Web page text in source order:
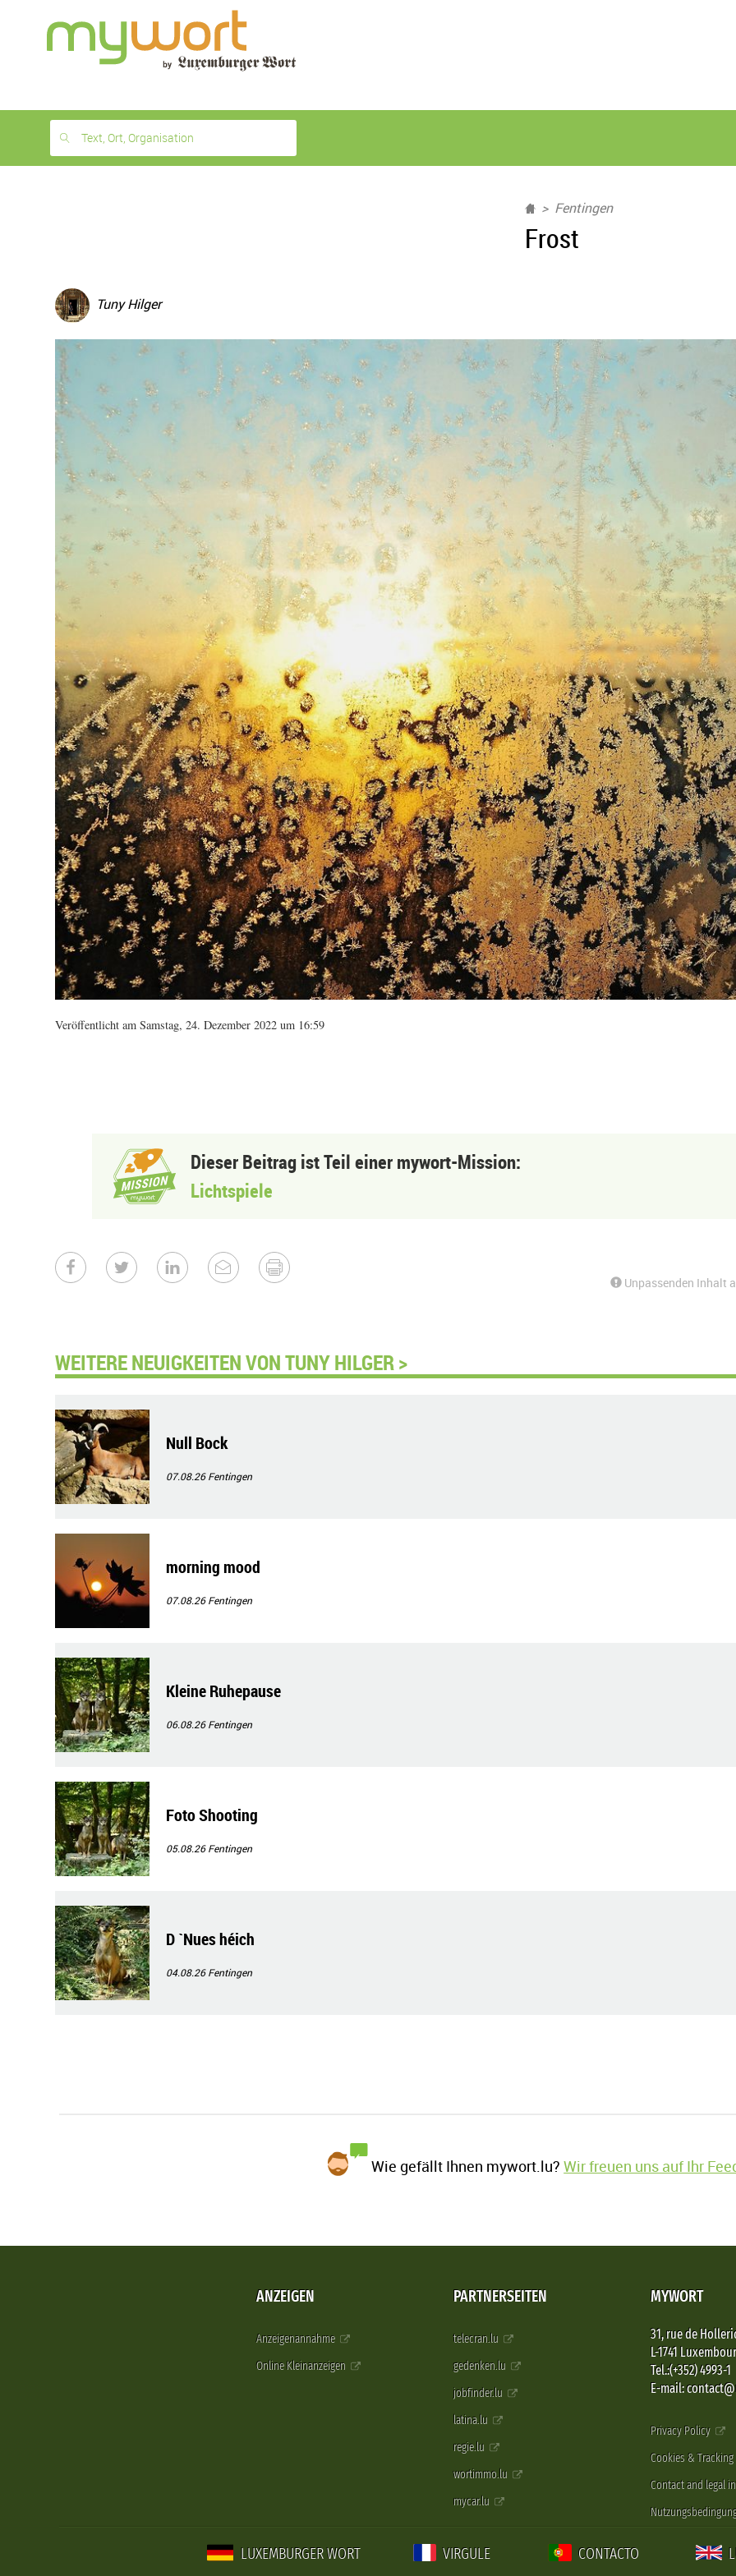
month
free
Text, Ort, Organisation
Fentingen
Frost
Tuny Hilger
Veröffentlicht am Samstag, 24. Dezember 2022 um 16:59
Dieser Beitrag ist Teil einer mywort-Mission:
Lichtspiele
Unpassenden Inhalt
WEITERE NEUIGKEITEN VON TUNY HILGER >
Null Bock
07.08.26Fentingen
morning mood
07.08.26Fentingen
Kleine Ruhepause
06.08.26Fentingen
Foto Shooting
05.08.26Fentingen
D `Nues héich
04.08.26Fentingen
Wie gefällt Ihnen mywort.lu?Wir freuen uns auf Ihr
ANZEIGEN
Anzeigenannahme
Online Kleinanzeigen
PARTNERSEITEN
telecran.lu
gedenken.lu
jobfinder.lu
latina.lu
regie.lu
wortimmo.lu
mycar.lu
MYWORT
31, rue de
L-1741
Tel.:(+352) 4993-1
E-mail:
Privacy Policy
Cookies & Tracking
Contact and legal
LUXEMBURGER WORT VIRGULE CONTACTO